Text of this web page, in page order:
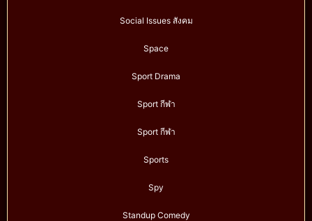
Social Issues สังคม
Space
Sport Drama
Sport กีฬา
Sport กีฬา
Sports
Spy
Standup Comedy